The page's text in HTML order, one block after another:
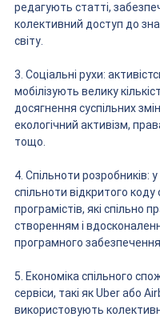
редагують статті,
колективний доступ до
світу.
3. Соціальні рухи:
мобілізують велику
досягнення суспільних
екологічний активізм,
тощо.
4. Спільноти розробників:
спільноти відкритого коду
програмістів, які спільно
створенням і
програмного забезпечення.
5. Економіка спільного
сервіси, такі як Uber або
використовують